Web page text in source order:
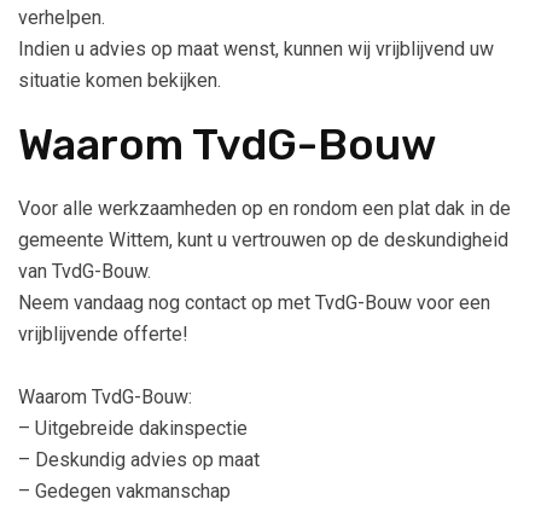
verhelpen.
Indien u advies op maat wenst, kunnen wij vrijblijvend uw
situatie komen bekijken.
Waarom TvdG-Bouw
Voor alle werkzaamheden op en rondom een plat dak in de
gemeente Wittem, kunt u vertrouwen op de deskundigheid
van TvdG-Bouw.
Neem vandaag nog contact op met TvdG-Bouw voor een
vrijblijvende offerte!
Waarom TvdG-Bouw:
– Uitgebreide dakinspectie
– Deskundig advies op maat
– Gedegen vakmanschap